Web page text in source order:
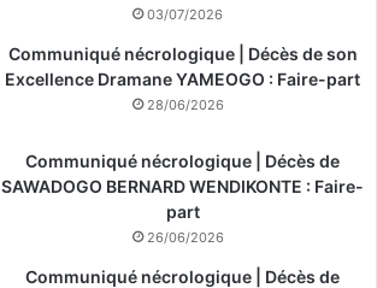
03/07/2026
Communiqué nécrologique | Décès de son
Excellence Dramane YAMEOGO : Faire-part
28/06/2026
Communiqué nécrologique | Décès de
SAWADOGO BERNARD WENDIKONTE : Faire-
part
26/06/2026
Communiqué nécrologique | Décès de